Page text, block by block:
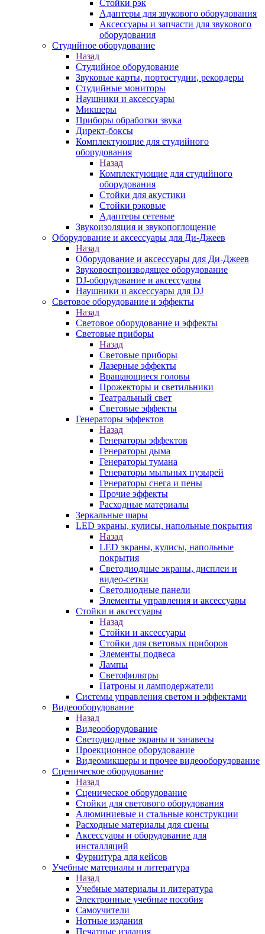
Стойки рэк
Адаптеры для звукового оборудования
Аксессуары и запчасти для звукового
оборудования
Студийное оборудование
Назад
Студийное оборудование
Звуковые карты, портостудии, рекордеры
Студийные мониторы
Наушники и аксессуары
Микшеры
Приборы обработки звука
Директ-боксы
Комплектующие для студийного
оборудования
Назад
Комплектующие для студийного
оборудования
Стойки для акустики
Стойки рэковые
Адаптеры сетевые
Звукоизоляция и звукопоглощение
Оборудование и аксессуары для Ди-Джеев
Назад
Оборудование и аксессуары для Ди-Джеев
Звуковоспроизводящее оборудование
DJ-оборудование и аксессуары
Наушники и аксессуары для DJ
Световое оборудование и эффекты
Назад
Световое оборудование и эффекты
Световые приборы
Назад
Световые приборы
Лазерные эффекты
Вращающиеся головы
Прожекторы и светильники
Театральный свет
Световые эффекты
Генераторы эффектов
Назад
Генераторы эффектов
Генераторы дыма
Генераторы тумана
Генераторы мыльных пузырей
Генераторы снега и пены
Прочие эффекты
Расходные материалы
Зеркальные шары
LED экраны, кулисы, напольные покрытия
Назад
LED экраны, кулисы, напольные
покрытия
Светодиодные экраны, дисплеи и
видео-сетки
Светодиодные панели
Элементы управления и аксессуары
Стойки и аксессуары
Назад
Стойки и аксессуары
Стойки для световых приборов
Элементы подвеса
Лампы
Светофильтры
Патроны и ламподержатели
Системы управления светом и эффектами
Видеооборудование
Назад
Видеооборудование
Светодиодные экраны и занавесы
Проекционное оборудование
Видеомикшеры и прочее видеооборудование
Сценическое оборудование
Назад
Сценическое оборудование
Стойки для светового оборудования
Алюминиевые и стальные конструкции
Расходные материалы для сцены
Аксессуары и оборудование для
инсталляций
Фурнитура для кейсов
Учебные материалы и литература
Назад
Учебные материалы и литература
Электронные учебные пособия
Самоучители
Нотные издания
Печатные издания